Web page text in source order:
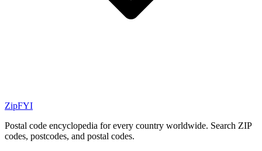
ZipFYI
Postal code encyclopedia for every country worldwide. Search ZIP
codes, postcodes, and postal codes.